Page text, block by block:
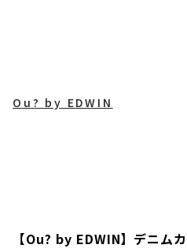
Ou? by EDWIN
【Ou? by EDWIN】デニム